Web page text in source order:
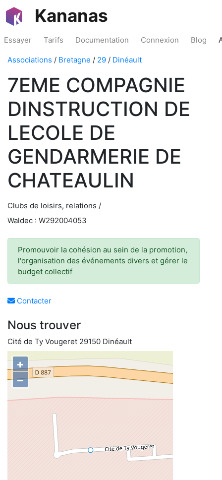
Kananas
Essayer Tarifs Documentation Connexion Blog
Associations / Bretagne / 29 / Dinéault
7EME COMPAGNIE
DINSTRUCTION DE
LECOLE DE
GENDARMERIE DE
CHATEAULIN
Clubs de loisirs, relations /
Waldec : W292004053
Promouvoir la cohésion au sein de la promotion,
l'organisation des événements divers et gérer le
budget collectif
Contacter
Nous trouver
Cité de Ty Vougeret 29150 Dinéault
+
−